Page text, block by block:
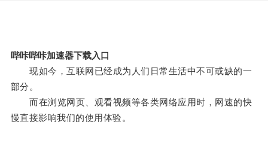
哔咔哔咔加速器下载入口
现如今，互联网已经成为人们日常生活中不可或缺的一
部分。
而在浏览网页、观看视频等各类网络应用时，网速的快
慢直接影响我们的使用体验。